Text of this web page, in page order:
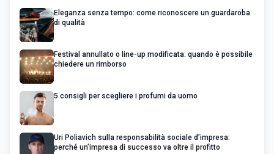
Eleganza senza tempo: come riconoscere un guardaroba
di qualità
Festival annullato o line-up modificata: quando è possibile
chiedere un rimborso
5 consigli per scegliere i profumi da uomo
Uri Poliavich sulla responsabilità sociale d’impresa:
perché un’impresa di successo va oltre il profitto